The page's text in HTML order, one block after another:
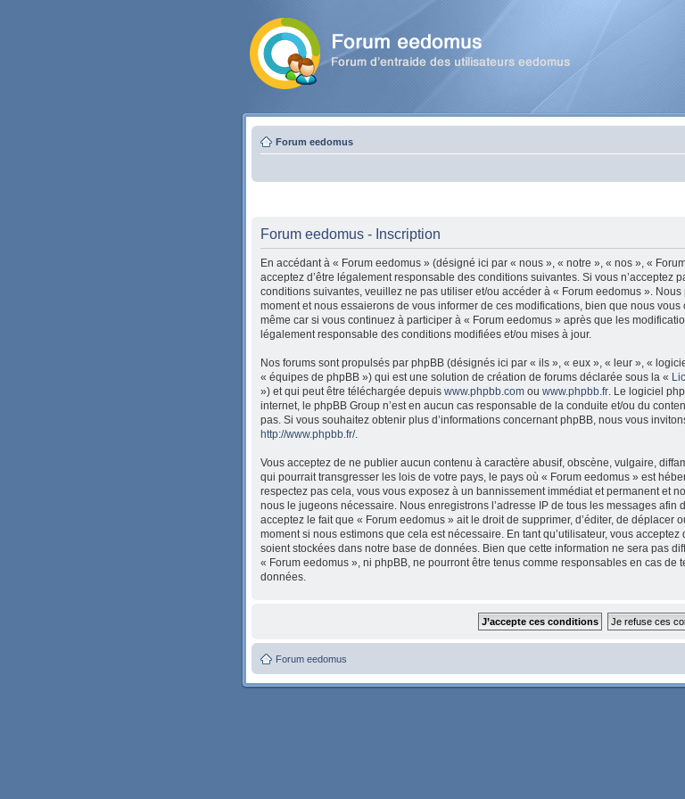
Forum eedomus
Forum eedomus - Inscription
En accédant à « Forum eedomus » (désigné ici par « nous », « notre », « nos », «
acceptez d’être légalement responsable des conditions suivantes. Si vous n’acceptez
conditions suivantes, veuillez ne pas utiliser et/ou accéder à « Forum eedomus ».
moment et nous essaierons de vous informer de ces modifications, bien que nous
même car si vous continuez à participer à « Forum eedomus » après que les
légalement responsable des conditions modifiées et/ou mises à jour.
Nos forums sont propulsés par phpBB (désignés ici par « ils », « eux », « leur », «
« équipes de phpBB ») qui est une solution de création de forums déclarée sous la «
») et qui peut être téléchargée depuis www.phpbb.com ou www.phpbb.fr . Le logiciel
internet, le phpBB Group n’est en aucun cas responsable de la conduite et/ou du
pas. Si vous souhaitez obtenir plus d’informations concernant phpBB, nous vous
http://www.phpbb.fr/.
Vous acceptez de ne publier aucun contenu à caractère abusif, obscène, vulgaire,
qui pourrait transgresser les lois de votre pays, le pays où « Forum eedomus » est
respectez pas cela, vous vous exposez à un bannissement immédiat et permanent et
nous le jugeons nécessaire. Nous enregistrons l’adresse IP de tous les messages afin
acceptez le fait que « Forum eedomus » ait le droit de supprimer, d’éditer, de déplacer
moment si nous estimons que cela est nécessaire. En tant qu’utilisateur, vous
soient stockées dans notre base de données. Bien que cette information ne sera pas
« Forum eedomus », ni phpBB, ne pourront être tenus comme responsables en cas de
données.
Forum eedomus